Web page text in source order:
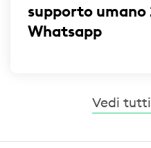
supporto
Whatsapp
Vedi